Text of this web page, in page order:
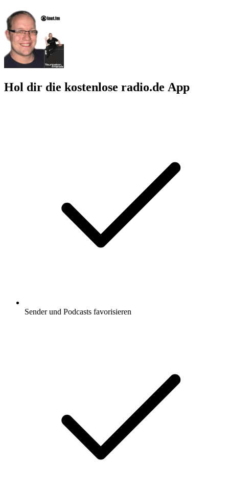
Hol dir die kostenlose radio.de App
Sender und Podcasts favorisieren